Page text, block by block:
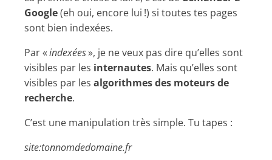
Google(eh oui, encore lui !) si toutes tes pages
sont bien indexées.
Par «indexées», je ne veux pas dire qu’elles sont
visibles par les internautes. Mais qu’elles sont
visibles par les algorithmes des moteurs de
recherche.
C’est une manipulation très simple. Tu tapes :
site:tonnomdedomaine.fr